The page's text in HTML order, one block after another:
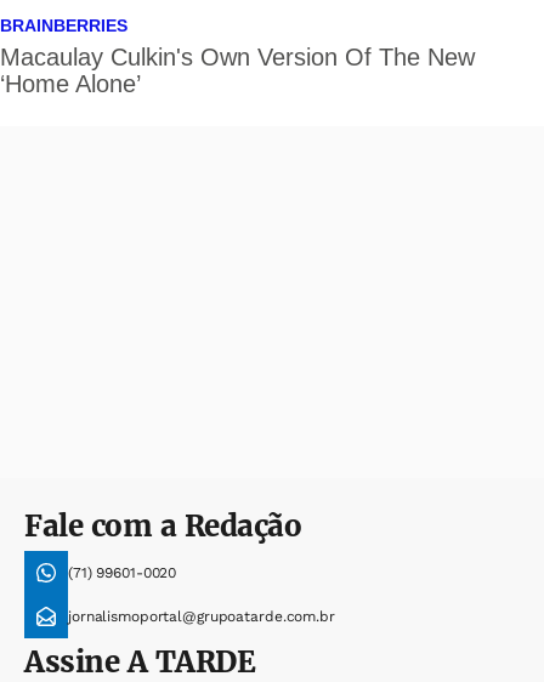
Fale com a Redação
(71) 99601-0020
jornalismoportal@grupoatarde.com.br
AssineA TARDE